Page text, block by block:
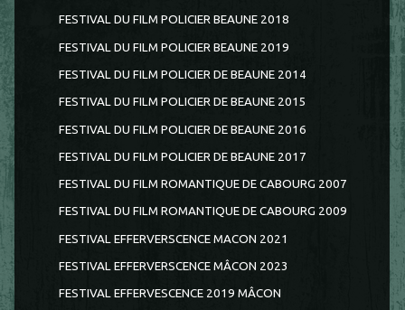
FESTIVAL DU FILM POLICIER BEAUNE 2018
FESTIVAL DU FILM POLICIER BEAUNE 2019
FESTIVAL DU FILM POLICIER DE BEAUNE 2014
FESTIVAL DU FILM POLICIER DE BEAUNE 2015
FESTIVAL DU FILM POLICIER DE BEAUNE 2016
FESTIVAL DU FILM POLICIER DE BEAUNE 2017
FESTIVAL DU FILM ROMANTIQUE DE CABOURG 2007
FESTIVAL DU FILM ROMANTIQUE DE CABOURG 2009
FESTIVAL EFFERVERSCENCE MACON 2021
FESTIVAL EFFERVERSCENCE MÂCON 2023
FESTIVAL EFFERVESCENCE 2019 MÂCON